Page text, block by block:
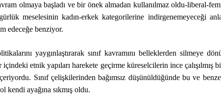
olmaya başladı ve bir önek almadan kullanılmaz oldu-liberal-
meselesinin kadın-erkek kategorilerine indirgenemeyeceği
edeceğe benziyor.
yaygınlaştırarak sınıf kavramını belleklerden silmeye
etnik yapıları harekete geçirme küreselcilerin ince çalışılmış
Sınıf çelişkilerinden bağımsız düşünüldüğünde bu ve
kendi ayağına sıkmış oldu.